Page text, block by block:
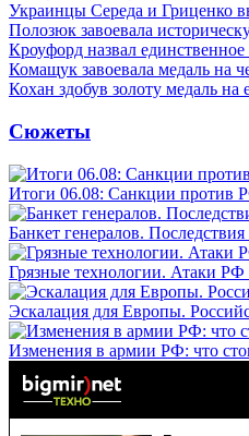
Украинцы Середа и Гриценко
Полозюк завоевала
Кроуфорд назвал
Комащук завоевала медаль на
Кохан здобув золоту медаль на
Сюжеты
Итоги 06.08: Санкции против
Банкет генералов.
Грязные технологии. Атаки
Эскалация для Европы.
Изменения в армии РФ: что